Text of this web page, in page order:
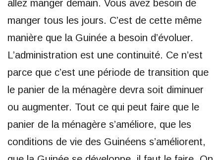
allez manger demain. Vous avez besoin de
manger tous les jours. C’est de cette même
manière que la Guinée a besoin d’évoluer.
L’administration est une continuité. Ce n’est
parce que c’est une période de transition que
le panier de la ménagère devra soit diminuer
ou augmenter. Tout ce qui peut faire que le
panier de la ménagère s’améliore, que les
conditions de vie des Guinéens s’améliorent,